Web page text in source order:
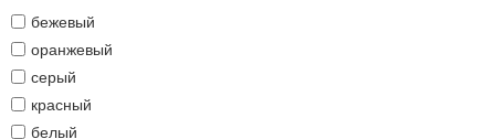
бежевый
оранжевый
серый
красный
белый